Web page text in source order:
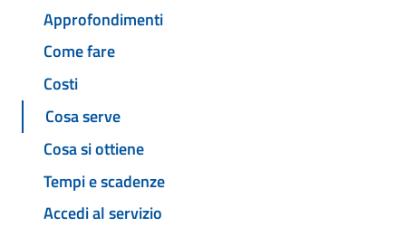
Approfondimenti
Come fare
Costi
Cosa serve
Cosa si ottiene
Tempi e scadenze
Accedi al servizio